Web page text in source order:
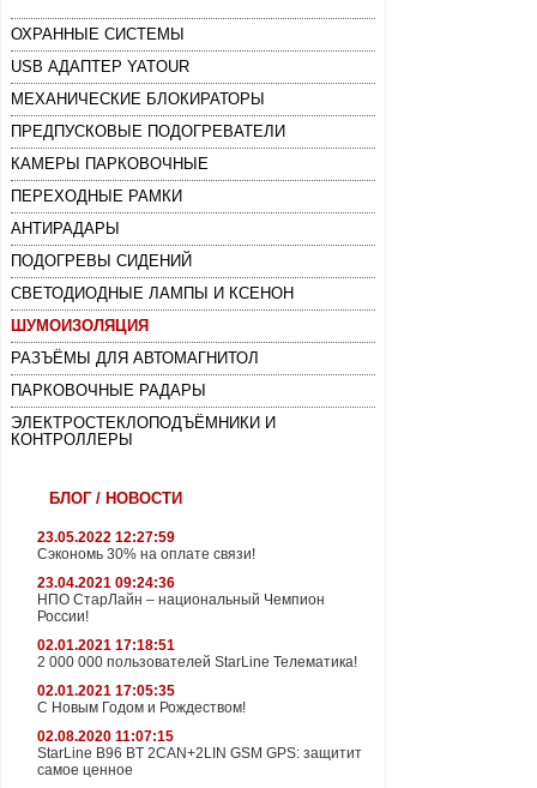
ОХРАННЫЕ СИСТЕМЫ
USB АДАПТЕР YATOUR
МЕХАНИЧЕСКИЕ БЛОКИРАТОРЫ
ПРЕДПУСКОВЫЕ ПОДОГРЕВАТЕЛИ
КАМЕРЫ ПАРКОВОЧНЫЕ
ПЕРЕХОДНЫЕ РАМКИ
АНТИРАДАРЫ
ПОДОГРЕВЫ СИДЕНИЙ
СВЕТОДИОДНЫЕ ЛАМПЫ И КСЕНОН
ШУМОИЗОЛЯЦИЯ
РАЗЪЁМЫ ДЛЯ АВТОМАГНИТОЛ
ПАРКОВОЧНЫЕ РАДАРЫ
ЭЛЕКТРОСТЕКЛОПОДЪЁМНИКИ И
КОНТРОЛЛЕРЫ
БЛОГ / НОВОСТИ
23.05.2022 12:27:59
Сэкономь 30% на оплате связи!
23.04.2021 09:24:36
НПО СтарЛайн – национальный Чемпион
России!
02.01.2021 17:18:51
2 000 000 пользователей StarLine Телематика!
02.01.2021 17:05:35
С Новым Годом и Рождеством!
02.08.2020 11:07:15
StarLine B96 BT 2CAN+2LIN GSM GPS: защитит
самое ценное